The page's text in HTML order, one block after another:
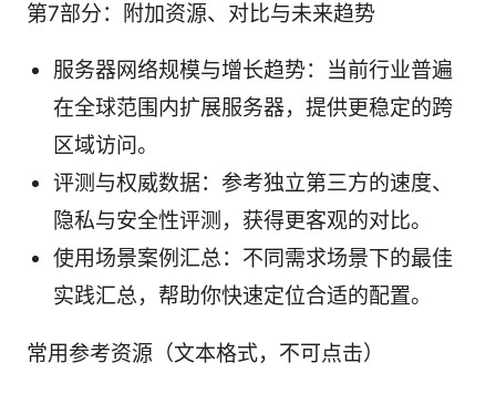
第7部分：附加资源、对比与未来趋势
服务器网络规模与增长趋势：当前行业普遍
在全球范围内扩展服务器，提供更稳定的跨
区域访问。
评测与权威数据：参考独立第三方的速度、
隐私与安全性评测，获得更客观的对比。
使用场景案例汇总：不同需求场景下的最佳
实践汇总，帮助你快速定位合适的配置。
常用参考资源（文本格式，不可点击）